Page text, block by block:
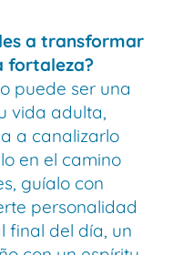
a transformar
fortaleza?
puede ser una
vida adulta,
a canalizarlo
en el camino
guíalo con
personalidad
final del día, un